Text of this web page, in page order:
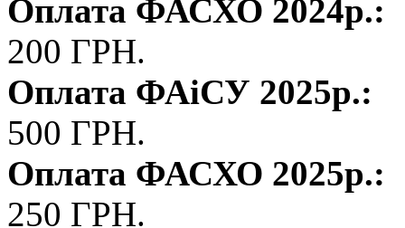
Оплата ФАСХО 2024р.:
200 ГРН.
Оплата ФАіСУ 2025р.:
500 ГРН.
Оплата ФАСХО 2025р.:
250 ГРН.